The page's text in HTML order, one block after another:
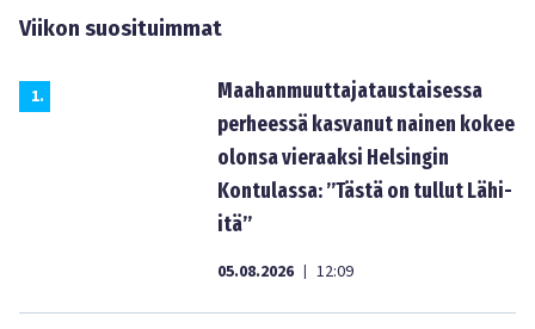
Viikon suosituimmat
1.
Maahanmuuttajataustaisessa
perheessä kasvanut nainen kokee
olonsa vieraaksi Helsingin
Kontulassa: ”Tästä on tullut Lähi-
itä”
05.08.2026 | 12:09